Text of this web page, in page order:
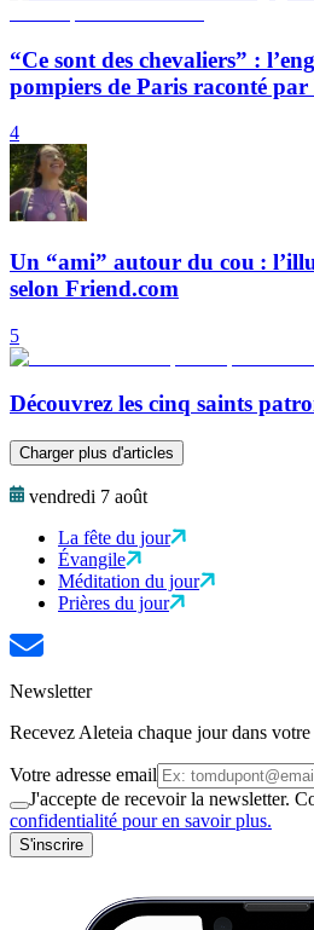
“Ce sont des chevaliers” :
pompiers de Paris raconté
4
Un “ami” autour du cou :
selon Friend.com
5
Découvrez les cinq saints
Charger plus d'articles
vendredi 7 août
La fête du jour
Évangile
Méditation du jour
Prières du jour
Newsletter
Recevez Aleteia chaque jour dans
Votre adresse email
J'accepte de recevoir la newsletter.
confidentialité pour en savoir plus.
S'inscrire